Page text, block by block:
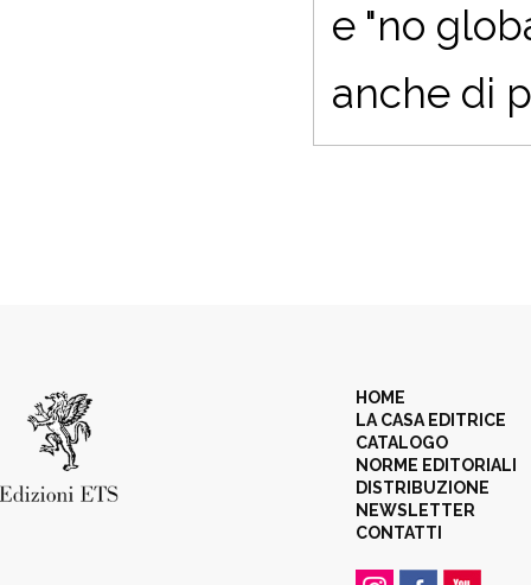
e "no
anche di
HOME
LA CASA EDITRICE
CATALOGO
NORME EDITORIALI
DISTRIBUZIONE
NEWSLETTER
CONTATTI